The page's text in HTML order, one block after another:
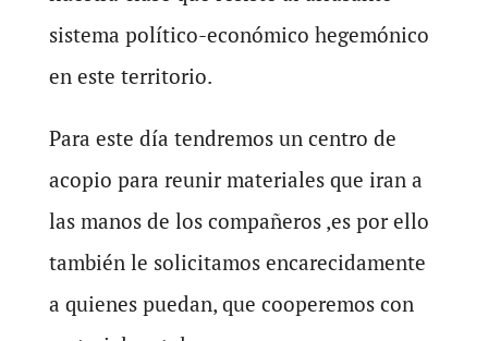
sistema político-económico hegemónico
en este territorio.
Para este día tendremos un centro de
acopio para reunir materiales que iran a
las manos de los compañeros ,es por ello
también le solicitamos encarecidamente
a quienes puedan, que cooperemos con